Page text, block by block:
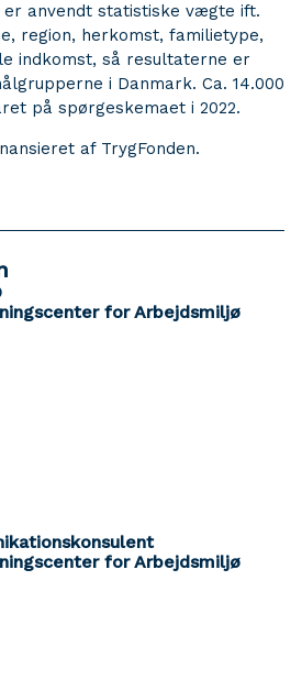
er anvendt statistiske vægte ift.
region, herkomst, familietype,
indkomst, så resultaterne er
i Danmark. Ca. 14.000
på spørgeskemaet i 2022.
af TrygFonden.
for Arbejdsmiljø
for Arbejdsmiljø